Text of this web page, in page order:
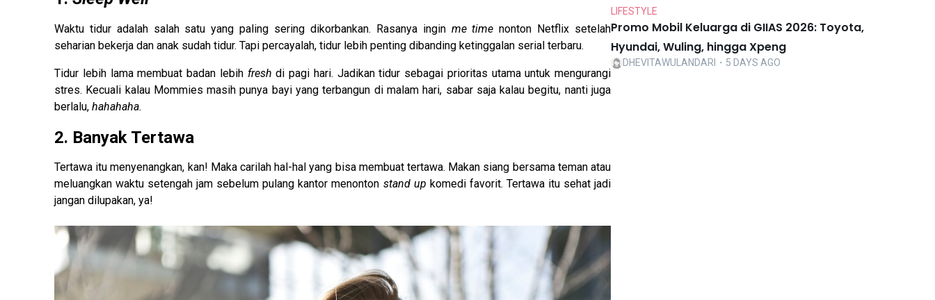
Waktu tidur adalah salah satu yang paling sering dikorbankan. Rasanya ingin me time nonton Netflix setelah
seharian bekerja dan anak sudah tidur. Tapi percayalah, tidur lebih penting dibanding ketinggalan serial terbaru.
Tidur lebih lama membuat badan lebih fresh di pagi hari. Jadikan tidur sebagai prioritas utama untuk mengurangi
stres. Kecuali kalau Mommies masih punya bayi yang terbangun di malam hari, sabar saja kalau begitu, nanti juga
berlalu, hahahaha.
2. Banyak Tertawa
Tertawa itu menyenangkan, kan! Maka carilah hal-hal yang bisa membuat tertawa. Makan siang bersama teman atau
meluangkan waktu setengah jam sebelum pulang kantor menonton stand up komedi favorit. Tertawa itu sehat jadi
jangan dilupakan, ya!
LIFESTYLE
Promo Mobil Keluarga di GIIAS 2026: Toyota,
Hyundai, Wuling, hingga Xpeng
DHEVITAWULANDARI ・5 DAYS AGO